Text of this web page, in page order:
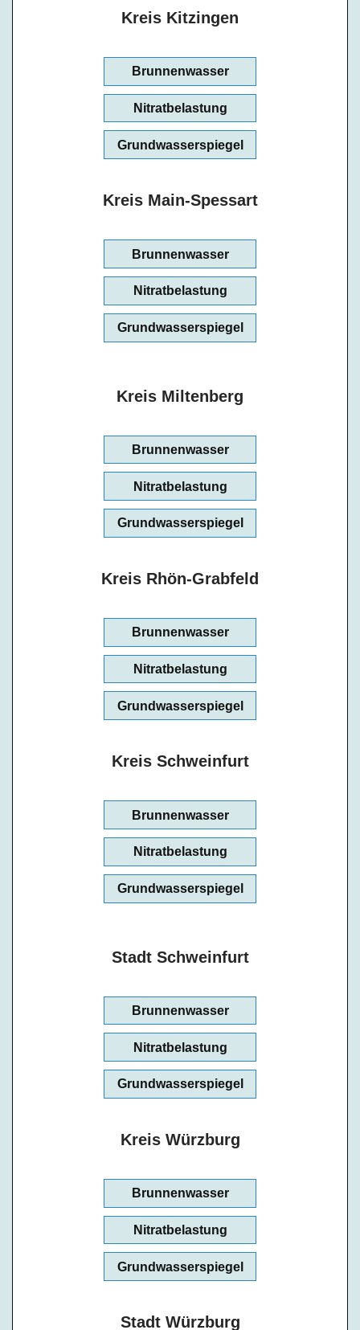
Kreis Kitzingen
Brunnenwasser
Nitratbelastung
Grundwasserspiegel
Kreis Main-Spessart
Brunnenwasser
Nitratbelastung
Grundwasserspiegel
Kreis Miltenberg
Brunnenwasser
Nitratbelastung
Grundwasserspiegel
Kreis Rhön-Grabfeld
Brunnenwasser
Nitratbelastung
Grundwasserspiegel
Kreis Schweinfurt
Brunnenwasser
Nitratbelastung
Grundwasserspiegel
Stadt Schweinfurt
Brunnenwasser
Nitratbelastung
Grundwasserspiegel
Kreis Würzburg
Brunnenwasser
Nitratbelastung
Grundwasserspiegel
Stadt Würzburg